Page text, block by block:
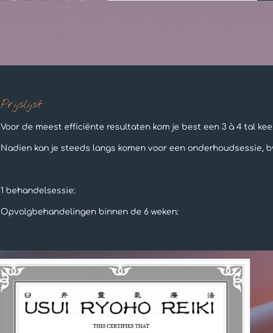
Prijslijst
Voor de meest efficiënte resultaten kom je best een 3 à 4 tal
Nadien kan je steeds langs komen voor een onderhoudsessie,
1
Opvolgbehandelingen